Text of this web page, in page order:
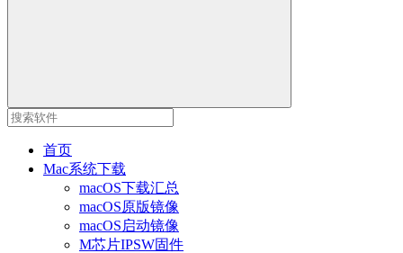
首页
Mac系统下载
macOS下载汇总
macOS原版镜像
macOS启动镜像
M芯片IPSW固件